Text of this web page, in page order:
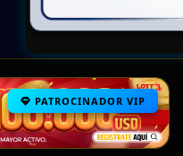
PATROCINADOR VIP